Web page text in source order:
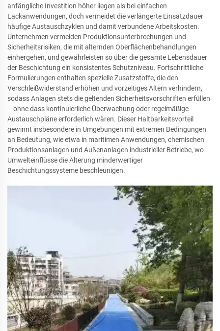
anfängliche Investition höher liegen als bei einfachen
Lackanwendungen, doch vermeidet die verlängerte Einsatzdauer
häufige Austauschzyklen und damit verbundene Arbeitskosten.
Unternehmen vermeiden Produktionsunterbrechungen und
Sicherheitsrisiken, die mit alternden Oberflächenbehandlungen
einhergehen, und gewährleisten so über die gesamte Lebensdauer
der Beschichtung ein konsistentes Schutzniveau. Fortschrittliche
Formulierungen enthalten spezielle Zusatzstoffe, die den
Verschleißwiderstand erhöhen und vorzeitiges Altern verhindern,
sodass Anlagen stets die geltenden Sicherheitsvorschriften erfüllen
– ohne dass kontinuierliche Überwachung oder regelmäßige
Austauschpläne erforderlich wären. Dieser Haltbarkeitsvorteil
gewinnt insbesondere in Umgebungen mit extremen Bedingungen
an Bedeutung, wie etwa in maritimen Anwendungen, chemischen
Produktionsanlagen und Außenanlagen industrieller Betriebe, wo
Umwelteinflüsse die Alterung minderwertiger
Beschichtungssysteme beschleunigen.